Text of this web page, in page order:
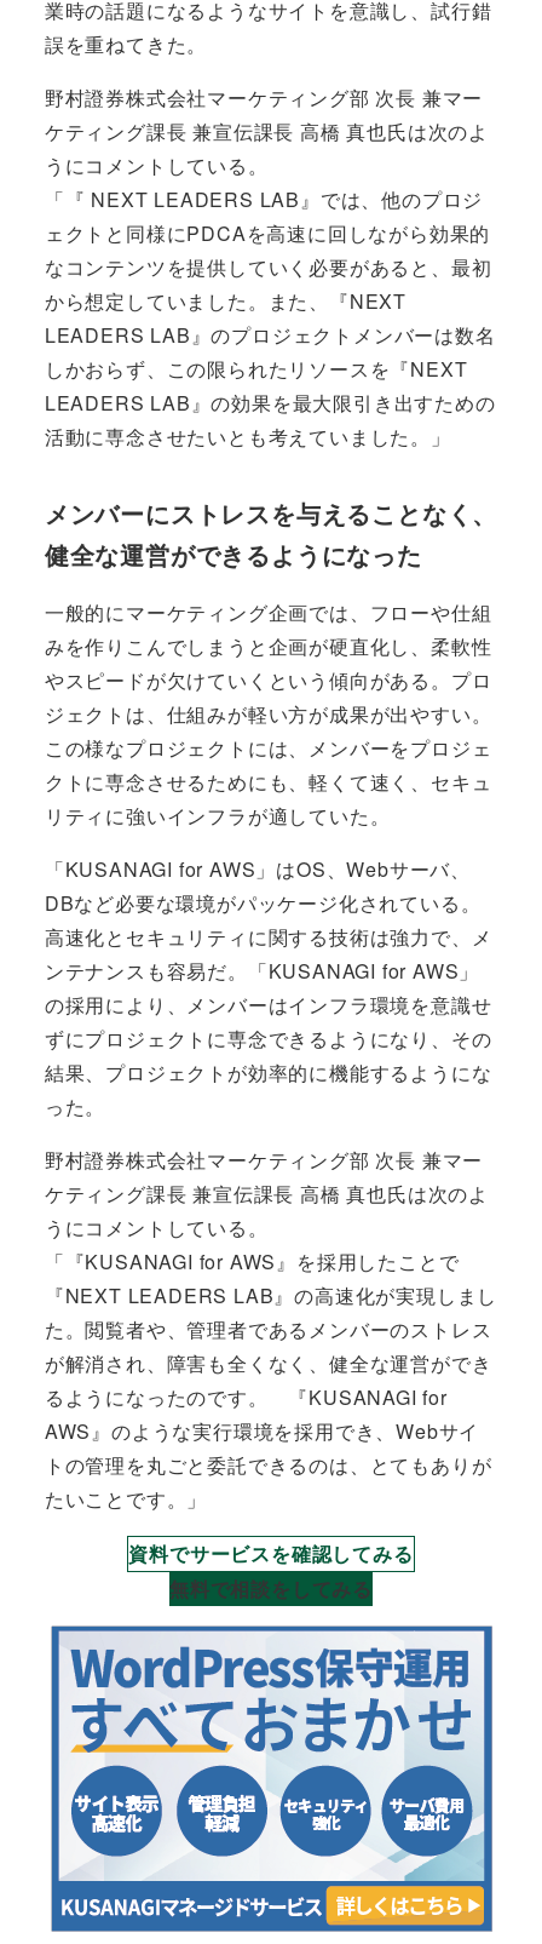
業時の話題になるようなサイトを意識し、試行錯
誤を重ねてきた。
野村證券株式会社マーケティング部 次長 兼マー
ケティング課長 兼宣伝課長 高橋 真也氏は次のよ
うにコメントしている。
「『 NEXT LEADERS LAB』では、他のプロジ
ェクトと同様にPDCAを高速に回しながら効果的
なコンテンツを提供していく必要があると、最初
から想定していました。また、『NEXT
LEADERS LAB』のプロジェクトメンバーは数名
しかおらず、この限られたリソースを『NEXT
LEADERS LAB』の効果を最大限引き出すための
活動に専念させたいとも考えていました。」
メンバーにストレスを与えることなく、
健全な運営ができるようになった
一般的にマーケティング企画では、フローや仕組
みを作りこんでしまうと企画が硬直化し、柔軟性
やスピードが欠けていくという傾向がある。プロ
ジェクトは、仕組みが軽い方が成果が出やすい。
この様なプロジェクトには、メンバーをプロジェ
クトに専念させるためにも、軽くて速く、セキュ
リティに強いインフラが適していた。
「KUSANAGI for AWS」はOS、Webサーバ、
DBなど必要な環境がパッケージ化されている。
高速化とセキュリティに関する技術は強力で、メ
ンテナンスも容易だ。「KUSANAGI for AWS」
の採用により、メンバーはインフラ環境を意識せ
ずにプロジェクトに専念できるようになり、その
結果、プロジェクトが効率的に機能するようにな
った。
野村證券株式会社マーケティング部 次長 兼マー
ケティング課長 兼宣伝課長 高橋 真也氏は次のよ
うにコメントしている。
「『KUSANAGI for AWS』を採用したことで
『NEXT LEADERS LAB』の高速化が実現しまし
た。閲覧者や、管理者であるメンバーのストレス
が解消され、障害も全くなく、健全な運営ができ
るようになったのです。 『KUSANAGI for
AWS』のような実行環境を採用でき、Webサイ
トの管理を丸ごと委託できるのは、とてもありが
たいことです。」
資料でサービスを確認してみる
無料で相談をしてみる